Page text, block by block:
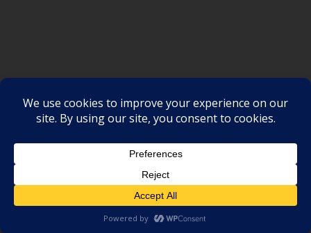
Proudly powered by WordPress |Theme: SuperMag by